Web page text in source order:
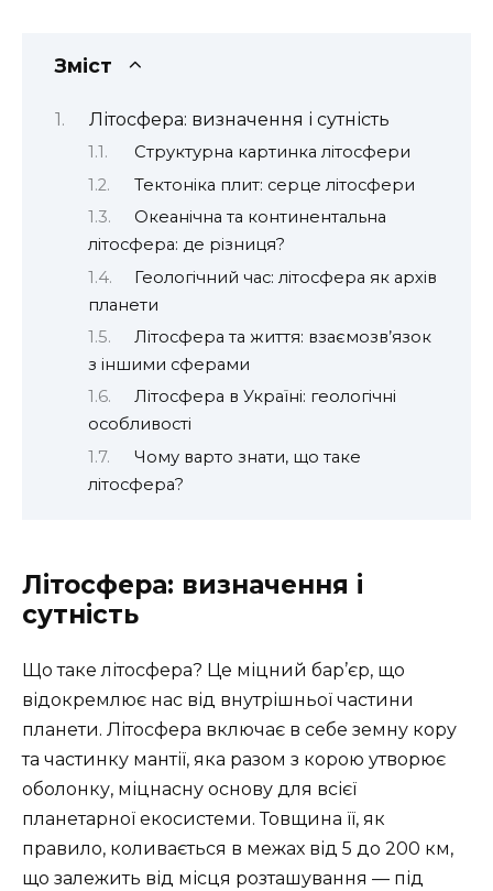
Зміст
Літосфера: визначення і сутність
Структурна картинка літосфери
Тектоніка плит: серце літосфери
Океанічна та континентальна
літосфера: де різниця?
Геологічний час: літосфера як архів
планети
Літосфера та життя: взаємозв’язок
з іншими сферами
Літосфера в Україні: геологічні
особливості
Чому варто знати, що таке
літосфера?
Літосфера: визначення і
сутність
Що таке літосфера? Це міцний бар’єр, що
відокремлює нас від внутрішньої частини
планети. Літосфера включає в себе земну кору
та частинку мантії, яка разом з корою утворює
оболонку, міцнасну основу для всієї
планетарної екосистеми. Товщина її, як
правило, коливається в межах від 5 до 200 км,
що залежить від місця розташування — під